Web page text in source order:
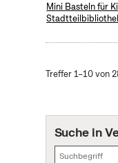
Mini Basteln für
Treffer 1–10 von
Suche in